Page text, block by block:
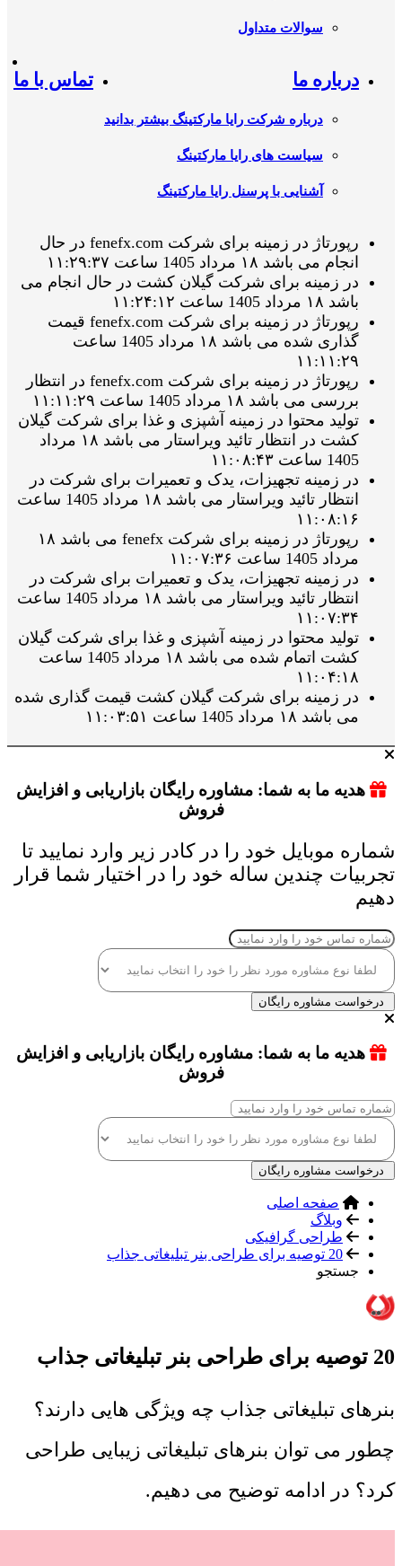
سوالات متداول
درباره ما
درباره شرکت رایا مارکتینگ بیشتر بدانید
سیاست های رایا مارکتینگ
آشنایی با پرسنل رایا مارکتینگ
تماس با ما
رپورتاژ در زمینه برای شرکت fenefx.com در حال
انجام می باشد ۱۸ مرداد 1405 ساعت ۱۱:۲۹:۳۷
در زمینه برای شرکت گیلان کشت در حال انجام می
باشد ۱۸ مرداد 1405 ساعت ۱۱:۲۴:۱۲
رپورتاژ در زمینه برای شرکت fenefx.com قیمت
گذاری شده می باشد ۱۸ مرداد 1405 ساعت
۱۱:۱۱:۲۹
رپورتاژ در زمینه برای شرکت fenefx.com در انتظار
بررسی می باشد ۱۸ مرداد 1405 ساعت ۱۱:۱۱:۲۹
تولید محتوا در زمینه آشپزی و غذا برای شرکت گیلان
کشت در انتظار تائید ویراستار می باشد ۱۸ مرداد
1405 ساعت ۱۱:۰۸:۴۳
در زمینه تجهیزات، یدک و تعمیرات برای شرکت در
انتظار تائید ویراستار می باشد ۱۸ مرداد 1405 ساعت
۱۱:۰۸:۱۶
رپورتاژ در زمینه برای شرکت fenefx می باشد ۱۸
مرداد 1405 ساعت ۱۱:۰۷:۳۶
در زمینه تجهیزات، یدک و تعمیرات برای شرکت در
انتظار تائید ویراستار می باشد ۱۸ مرداد 1405 ساعت
۱۱:۰۷:۳۴
تولید محتوا در زمینه آشپزی و غذا برای شرکت گیلان
کشت اتمام شده می باشد ۱۸ مرداد 1405 ساعت
۱۱:۰۴:۱۸
در زمینه برای شرکت گیلان کشت قیمت گذاری شده
می باشد ۱۸ مرداد 1405 ساعت ۱۱:۰۳:۵۱
هدیه ما به شما: مشاوره رایگان بازاریابی و افزایش
فروش
شماره موبایل خود را در کادر زیر وارد نمایید تا
تجربیات چندین ساله خود را در اختیار شما قرار
دهیم
درخواست مشاوره رایگان
هدیه ما به شما: مشاوره رایگان بازاریابی و افزایش
فروش
درخواست مشاوره رایگان
صفحه اصلی
وبلاگ
طراحی گرافیکی
20 توصیه برای طراحی بنر تبلیغاتی جذاب
جستجو
20 توصیه برای طراحی بنر تبلیغاتی جذاب
بنرهای تبلیغاتی جذاب چه ویژگی هایی دارند؟
چطور می توان بنرهای تبلیغاتی زیبایی طراحی
کرد؟ در ادامه توضیح می دهیم.